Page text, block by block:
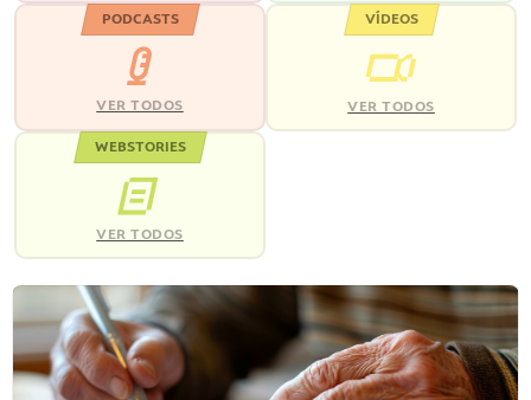
PODCASTS
VER TODOS
VÍDEOS
VER TODOS
WEBSTORIES
VER TODOS